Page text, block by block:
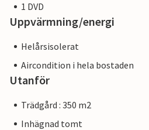
1 DVD
Uppvärmning/energi
Helårsisolerat
Aircondition i hela bostaden
Utanför
Trädgård : 350 m2
Inhägnad tomt